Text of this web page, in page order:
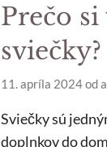
Prečo
sviečky?
11. apríla 2024od
Sviečky sú
doplnkov do